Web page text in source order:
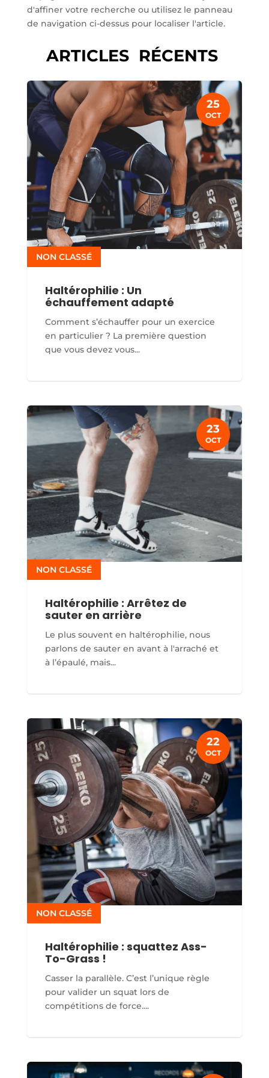
d'affiner votre recherche ou utilisez le panneau
de navigation ci-dessus pour localiser l'article.
ARTICLES RÉCENTS
Haltérophilie : Un
échauffement adapté
NON CLASSÉ
Comment s’échauffer pour un exercice
en particulier ? La première question
que vous devez vous...
25
OCT
Haltérophilie : Arrêtez de
sauter en arrière
NON CLASSÉ
Le plus souvent en haltérophilie, nous
parlons de sauter en avant à l'arraché et
à l’épaulé, mais...
23
OCT
Haltérophilie : squattez Ass-
To-Grass !
NON CLASSÉ
Casser la parallèle. C’est l’unique règle
pour valider un squat lors de
compétitions de force....
22
OCT